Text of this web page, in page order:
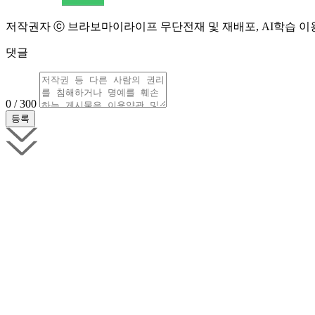
저작권자 ⓒ 브라보마이라이프 무단전재 및 재배포, AI학습 이
댓글
0 / 300